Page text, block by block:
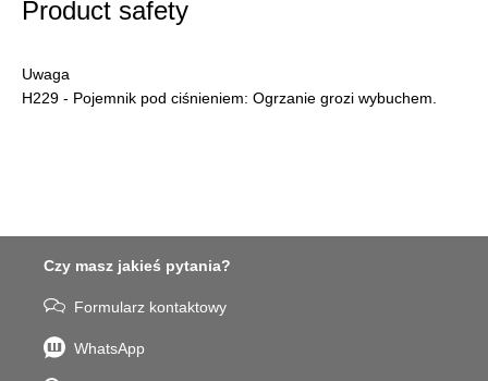
Product safety
Uwaga
H229 - Pojemnik pod ciśnieniem: Ogrzanie grozi wybuchem.
Czy masz jakieś pytania?
Formularz kontaktowy
WhatsApp